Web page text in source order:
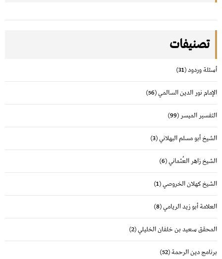
تصنيفات
أسئلة وردود(31)
الإمام نور الدين السالمي(56)
التفسير الميسر(99)
الشيخ أبو مسلم البهلاني(3)
الشيخ زاهر العُثماني(6)
الشيخ كهلان الخروصي(1)
العلامة أبو زيد الريامي(8)
المحقق سعيد بن خلفان الخليلي(2)
برنامج دين الرحمة(52)